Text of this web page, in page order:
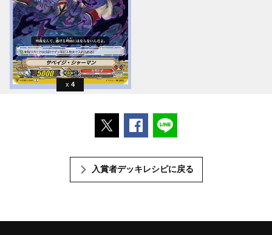
4
ポストするFacebookでシェアする
入賞者デッキレシピに戻る